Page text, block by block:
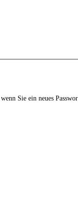
Sie ein neues